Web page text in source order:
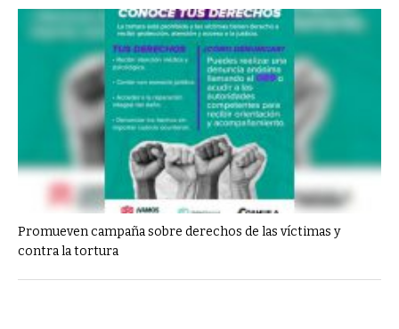
Promueven campaña sobre derechos de las víctimas y
contra la tortura